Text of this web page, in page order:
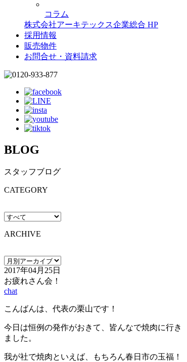
コラム
株式会社アーキテックス企業総合 HP
採用情報
販売物件
お問合せ・資料請求
BLOG
スタッフブログ
CATEGORY
ARCHIVE
2017年04月25日
お疲れさん会！
chat
こんばんは、代表の栗山です！
今日は恒例の発作がおきて、皆んなで焼肉に行き
ました。
我が社で焼肉といえば、もちろん春日市の玉福！